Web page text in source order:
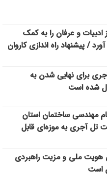
ادبیات و عرفان را به کمک
/ پیشنهاد راه اندازی کاروان
برای نهایی شدن به
شده است
مهندسی ساختمان استان
تل آجری به موزه‌ای قابل
هویت ملی و مزیت راهبردی
است